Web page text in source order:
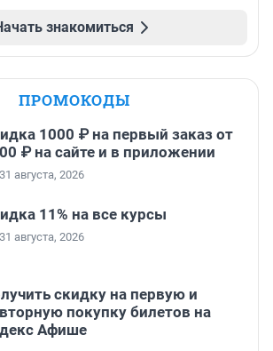
знакомиться
ПРОМОКОДЫ
1000 ₽ на первый заказ от
₽ на сайте и в приложении
августа, 2026
11% на все курсы
августа, 2026
скидку на первую и
покупку билетов на
Афише